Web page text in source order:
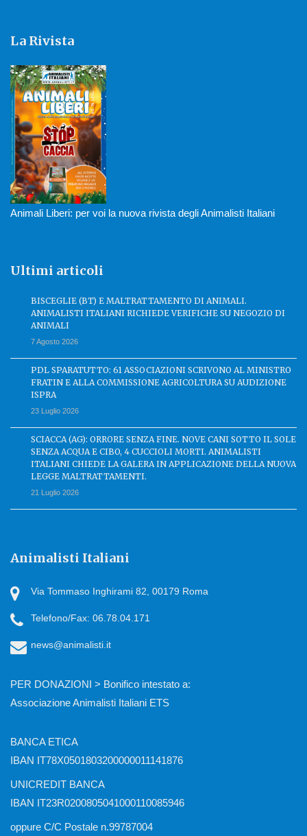
La Rivista
Animali Liberi: per voi la nuova rivista degli Animalisti Italiani
Ultimi articoli
BISCEGLIE (BT) E MALTRATTAMENTO DI ANIMALI.
ANIMALISTI ITALIANI RICHIEDE VERIFICHE SU NEGOZIO DI
ANIMALI
7 Agosto 2026
PDL SPARATUTTO: 61 ASSOCIAZIONI SCRIVONO AL MINISTRO
FRATIN E ALLA COMMISSIONE AGRICOLTURA SU AUDIZIONE
ISPRA
23 Luglio 2026
SCIACCA (AG): ORRORE SENZA FINE. NOVE CANI SOTTO IL SOLE
SENZA ACQUA E CIBO, 4 CUCCIOLI MORTI. ANIMALISTI
ITALIANI CHIEDE LA GALERA IN APPLICAZIONE DELLA NUOVA
LEGGE MALTRATTAMENTI.
21 Luglio 2026
Animalisti Italiani
Via Tommaso Inghirami 82, 00179 Roma
Telefono/Fax: 06.78.04.171
news@animalisti.it
PER DONAZIONI > Bonifico intestato a:
Associazione Animalisti Italiani ETS
BANCA ETICA
IBAN IT78X0501803200000011141876
UNICREDIT BANCA
IBAN IT23R0200805041000110085946
oppure C/C Postale n.99787004